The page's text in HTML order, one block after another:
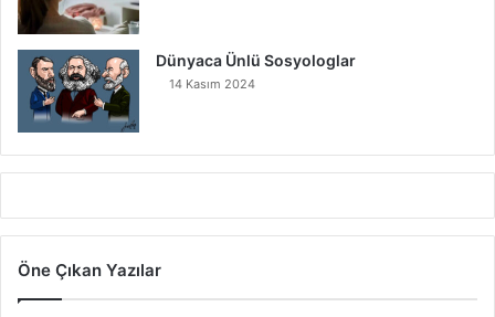
Dünyaca Ünlü Sosyologlar
14 Kasım 2024
Öne Çıkan Yazılar